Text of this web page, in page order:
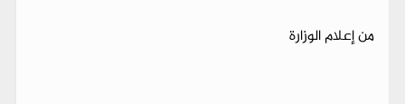
من إعلام الوزارة